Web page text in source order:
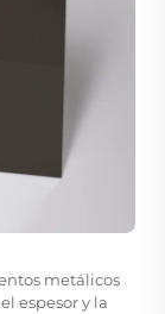
metálicos
espesor y la